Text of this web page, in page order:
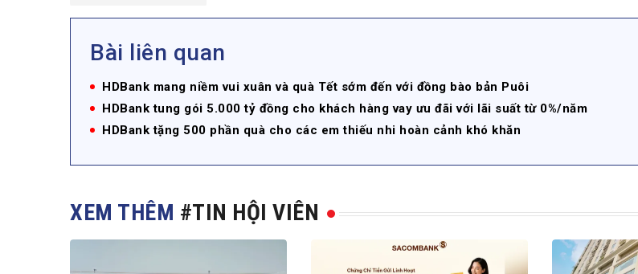
Bài liên quan
HDBank mang niềm vui xuân và quà Tết sớm đến với đồng bào bản Puôi
HDBank tung gói 5.000 tỷ đồng cho khách hàng vay ưu đãi với lãi suất từ 0%/năm
HDBank tặng 500 phần quà cho các em thiếu nhi hoàn cảnh khó khăn
XEM THÊM #TIN HỘI VIÊN